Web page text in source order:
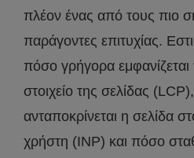
πλέον ένας από τους πιο
παράγοντες επιτυχίας.
πόσο γρήγορα εμφανίζεται
στοιχείο της σελίδας
ανταποκρίνεται η σελίδα
χρήστη (INP) και πόσο